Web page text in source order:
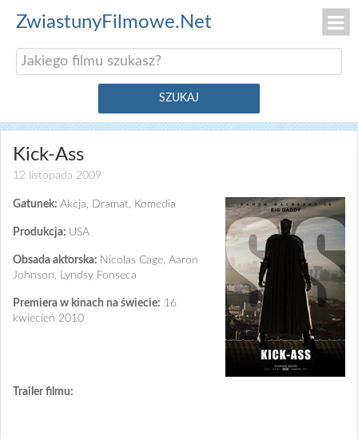
ZwiastunyFilmowe.Net
Kick-Ass
12 listopada 2009
Gatunek: Akcja, Dramat, Komedia
Produkcja: USA
Obsada aktorska: Nicolas Cage, Aaron
Johnson, Lyndsy Fonseca
Premiera w kinach na świecie: 16
kwiecień 2010
Trailer filmu: